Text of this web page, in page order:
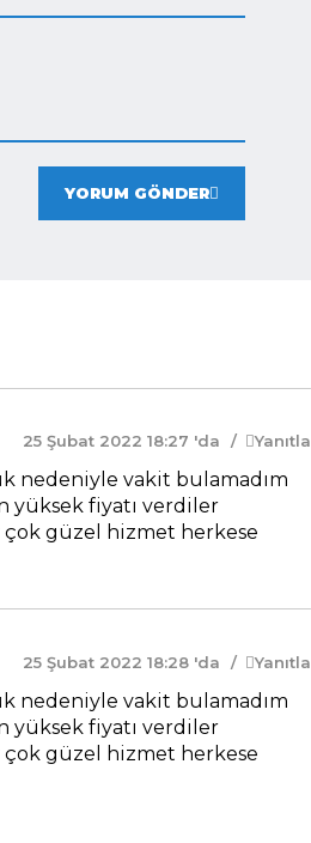
YORUM GÖNDER
25 Şubat 2022 18:27 'da Yanıtla
nedeniyle vakit bulamadım
yüksek fiyatı verdiler
güzel hizmet herkese
25 Şubat 2022 18:28 'da Yanıtla
nedeniyle vakit bulamadım
yüksek fiyatı verdiler
güzel hizmet herkese